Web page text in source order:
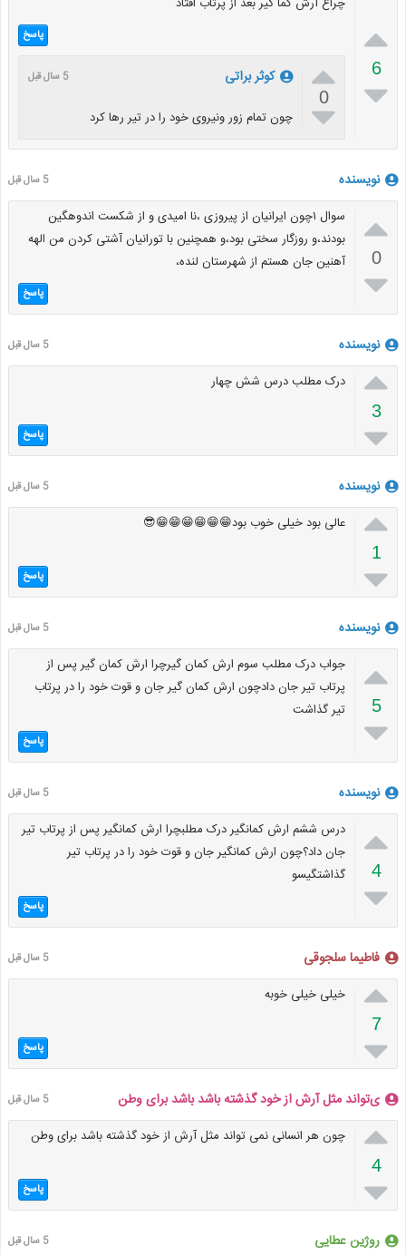

6

پاسخ

0

کوثر براتی 5 سال قبل
چون تمام زور ونیروی خود را در تیر رها کرد
نویسنده 5 سال قبل

0

سوال ۱چون ایرانیان از پیروزی ،نا امیدی و از شکست اندوهگین
بودند،و روزگار سختی بود،و همچنین با تورانیان آشتی کردن من الهه
آهنین جان هستم از شهرستان لنده،
پاسخ
نویسنده 5 سال قبل

3

درک مطلب درس شش چهار
پاسخ
نویسنده 5 سال قبل

1

عالی بود خیلی خوب بود😁😁😁😁😁😁😎
پاسخ
نویسنده 5 سال قبل

5

جواب درک مطلب سوم ارش کمان گیرچرا ارش کمان گیر پس از
پرتاب تیر جان دادچون ارش کمان گیر جان و قوت خود را در پرتاب
تیر گذاشت
پاسخ
نویسنده 5 سال قبل

4

درس ششم ارش کمانگیر درک مطلبچرا ارش کمانگیر پس از پرتاب تیر
جان داد؟چون ارش کمانگیر جان و قوت خود را در پرتاب تیر
گذاشتگیسو
پاسخ
فاطیما سلجوقی 5 سال قبل

7

خیلی خیلی خوبه
پاسخ
ی‌تواند مثل آرش از خود گذشته باشد باشد برای وطن 5 سال قبل

4

چون هر انسانی نمی تواند مثل آرش از خود گذشته باشد برای وطن
پاسخ
روژین عطایی 5 سال قبل